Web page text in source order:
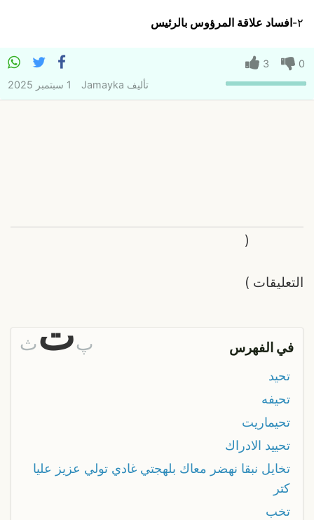
٢- افساد علاقة المرؤوس بالرئيس
0
3
تأليف Jamayka 1 سبتمبر 2025
التعليقات
(
)
في الفهرس پتث
تحيد
تحيفه
تحيماريت
تحييد الادراك
تخايل نبقا نهضر معاك بلهجتي غادي تولي عزيز عليا
كتر
تخب